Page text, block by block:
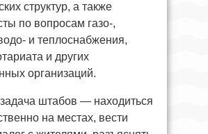
структур, а также
по вопросам газо-,
и теплоснабжения,
и других
организаций.
штабов — находиться
на местах, вести